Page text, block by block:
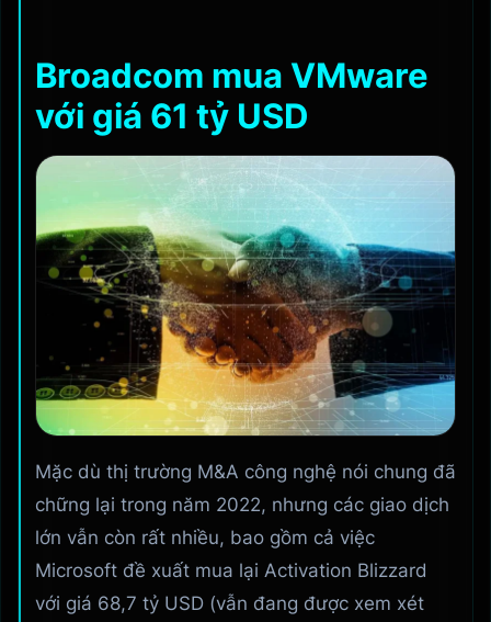
Broadcom mua VMware
với giá 61 tỷ USD
Mặc dù thị trường M&A công nghệ nói chung đã
chững lại trong năm 2022, nhưng các giao dịch
lớn vẫn còn rất nhiều, bao gồm cả việc
Microsoft đề xuất mua lại Activation Blizzard
với giá 68,7 tỷ USD (vẫn đang được xem xét